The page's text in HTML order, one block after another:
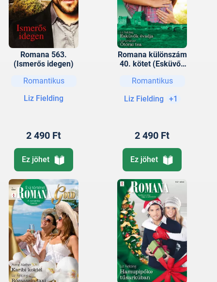
Romana 563.
(Ismerős idegen)
Romantikus
Liz Fielding
2 490 Ft
Ez jöhet
Romana különszám
40. kötet (Esküvők
Romantikus
Liz Fielding
+1
2 490 Ft
Ez jöhet